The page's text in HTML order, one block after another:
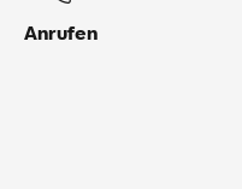
Anrufen